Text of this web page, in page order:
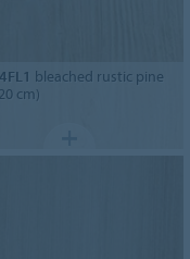
bleached rustic pine
cm)